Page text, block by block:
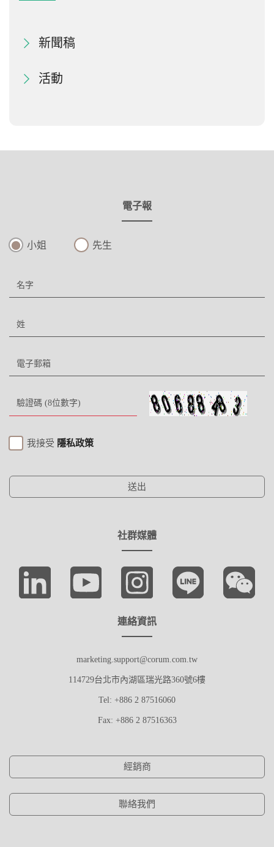
新聞稿
活動
電子報
小姐 先生
我接受 隱私政策
送出
社群媒體
連絡資訊
marketing.support@corum.com.tw
114729台北市內湖區瑞光路360號6樓
Tel: +886 2 87516060
Fax: +886 2 87516363
經銷商
聯絡我們